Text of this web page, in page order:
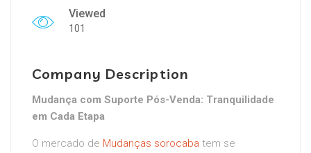
Viewed
101
Company Description
Mudança com Suporte Pós-Venda: Tranquilidade
em Cada Etapa
O mercado de Mudanças sorocaba tem se